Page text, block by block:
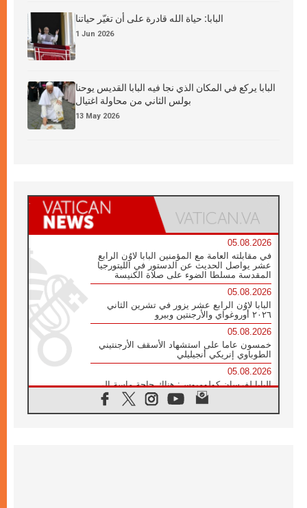
البابا: حياة الله قادرة على أن تغيّر حياتنا
1 Jun 2026
البابا يركع في المكان الذي نجا فيه البابا القديس يوحنا
بولس الثاني من محاولة اغتيال
13 May 2026
05.08.2026
في مقابلته العامة مع المؤمنين البابا لاوُن الرابع
عشر يواصل الحديث عن الدستور في الليتورجيا
المقدسة مسلطا الضوء على صلاة الكنيسة
05.08.2026
البابا لاوُن الرابع عشر يزور في تشرين الثاني
٢٠٢٦ أوروغواي والأرجنتين وبيرو
05.08.2026
خمسون عاما على استشهاد الأسقف الأرجنتيني
الطوباوي إنريكي أنجيليلي
05.08.2026
البابا لفرسان كولومبوس: هناك حاجة ماسة إلى
أنبياء تناغم يسعون إلى بناء الجسور
04.08.2026